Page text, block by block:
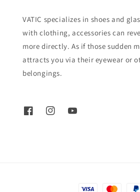
VATIC specializes in shoes and
with clothing, accessories can
more directly. As if those sudden
attracts you via their eyewear or
belongings.